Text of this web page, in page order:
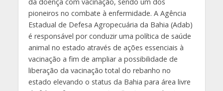
pioneiros no combate à enfermidade. A Agência
Estadual de Defesa Agropecuária da Bahia (Adab)
é responsável por conduzir uma política de saúde
animal no estado através de ações essenciais à
vacinação a fim de ampliar a possibilidade de
liberação da vacinação total do rebanho no
estado elevando o status da Bahia para área livre